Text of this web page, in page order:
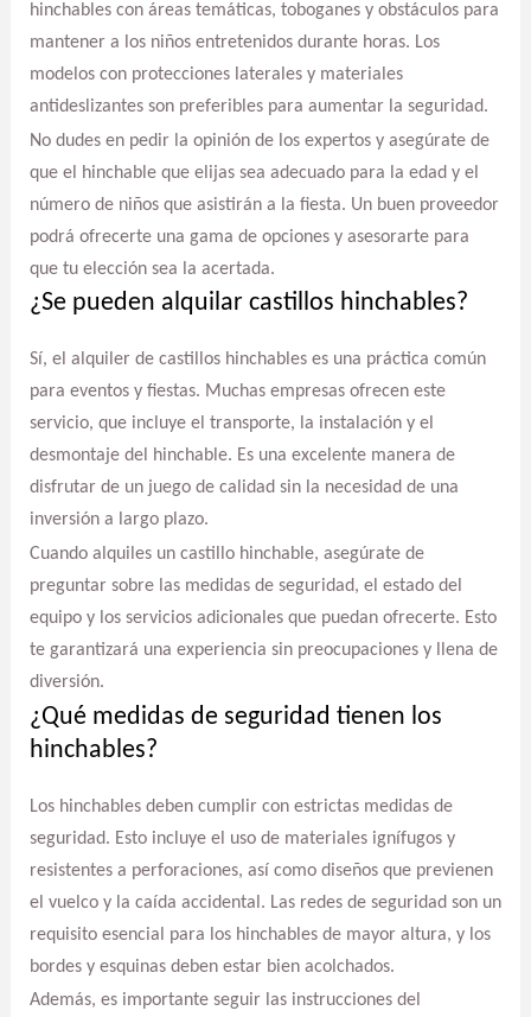
hinchables con áreas temáticas, toboganes y obstáculos para
mantener a los niños entretenidos durante horas. Los
modelos con protecciones laterales y materiales
antideslizantes son preferibles para aumentar la seguridad.
No dudes en pedir la opinión de los expertos y asegúrate de
que el hinchable que elijas sea adecuado para la edad y el
número de niños que asistirán a la fiesta. Un buen proveedor
podrá ofrecerte una gama de opciones y asesorarte para
que tu elección sea la acertada.
¿Se pueden alquilar castillos hinchables?
Sí, el alquiler de castillos hinchables es una práctica común
para eventos y fiestas. Muchas empresas ofrecen este
servicio, que incluye el transporte, la instalación y el
desmontaje del hinchable. Es una excelente manera de
disfrutar de un juego de calidad sin la necesidad de una
inversión a largo plazo.
Cuando alquiles un castillo hinchable, asegúrate de
preguntar sobre las medidas de seguridad, el estado del
equipo y los servicios adicionales que puedan ofrecerte. Esto
te garantizará una experiencia sin preocupaciones y llena de
diversión.
¿Qué medidas de seguridad tienen los
hinchables?
Los hinchables deben cumplir con estrictas medidas de
seguridad. Esto incluye el uso de materiales ignífugos y
resistentes a perforaciones, así como diseños que previenen
el vuelco y la caída accidental. Las redes de seguridad son un
requisito esencial para los hinchables de mayor altura, y los
bordes y esquinas deben estar bien acolchados.
Además, es importante seguir las instrucciones del